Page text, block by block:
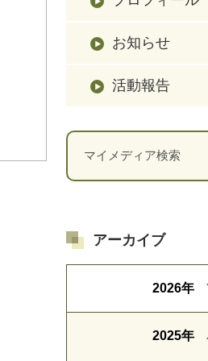
お知らせ
活動報告
アーカイブ
2026年
2025年